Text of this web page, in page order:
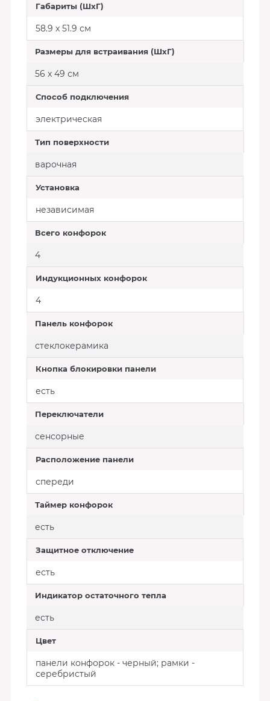
Габариты (ШхГ)
58.9 x 51.9 см
Размеры для встраивания (ШхГ)
56 x 49 см
Способ подключения
электрическая
Тип поверхности
варочная
Установка
независимая
Всего конфорок
4
Индукционных конфорок
4
Панель конфорок
стеклокерамика
Кнопка блокировки панели
есть
Переключатели
сенсорные
Расположение панели
спереди
Таймер конфорок
есть
Защитное отключение
есть
Индикатор остаточного тепла
есть
Цвет
панели конфорок - черный; рамки -
серебристый